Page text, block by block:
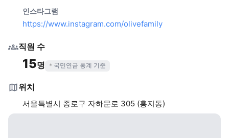
인스타그램
https://www.instagram.com/olivefamily
직원 수
15명 국민연금 통계 기준
위치
서울특별시 종로구 자하문로 305 (홍지동)